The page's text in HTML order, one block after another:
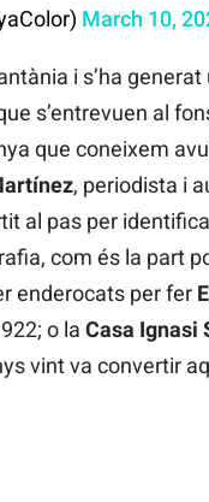
March 10,
i s’ha
s’entrevuen al
que coneixem
, periodista i
al pas per
com és la part
enderocats per fer
o la Casa Ignasi
vint va convertir